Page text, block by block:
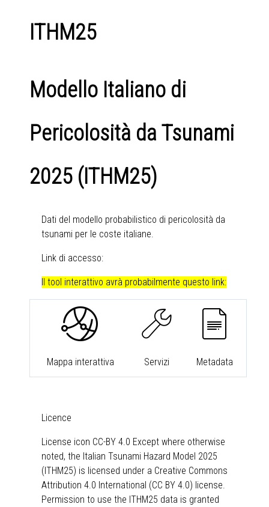
ITHM25
Modello Italiano di
Pericolosità da Tsunami
2025 (ITHM25)
Dati del modello probabilistico di pericolosità da
tsunami per le coste italiane.
Link di accesso:
Il tool interattivo avrà probabilmente questo link:
Mappa interattiva Servizi Metadata
Licence
License icon CC-BY 4.0 Except where otherwise
noted, the Italian Tsunami Hazard Model 2025
(ITHM25) is licensed under a Creative Commons
Attribution 4.0 International (CC BY 4.0) license.
Permission to use the ITHM25 data is granted